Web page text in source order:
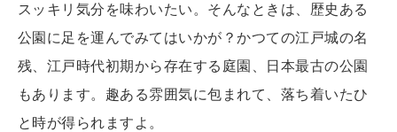
自分を耕す
スッキリ気分を味わいたい。そんなときは、歴史ある
公園に足を運んでみてはいかが？かつての江戸城の名
残、江戸時代初期から存在する庭園、日本最古の公園
もあります。趣ある雰囲気に包まれて、落ち着いたひ
と時が得られますよ。